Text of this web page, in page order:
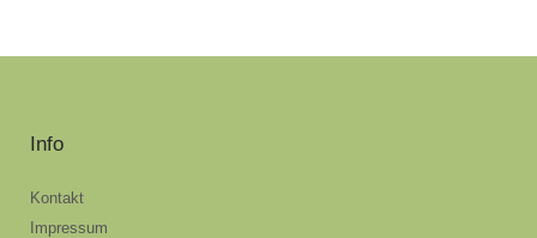
Info
Kontakt
Impressum